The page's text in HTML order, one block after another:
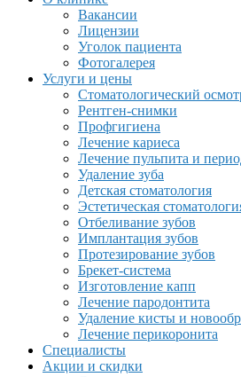
Вакансии
Лицензии
Уголок пациента
Фотогалерея
Услуги и цены
Стоматологический
Рентген-снимки
Профгигиена
Лечение кариеса
Лечение пульпита и
Удаление зуба
Детская стоматология
Эстетическая
Отбеливание зубов
Имплантация зубов
Протезирование зубов
Брекет-система
Изготовление капп
Лечение пародонтита
Удаление кисты и
Лечение перикоронита
Специалисты
Акции и скидки